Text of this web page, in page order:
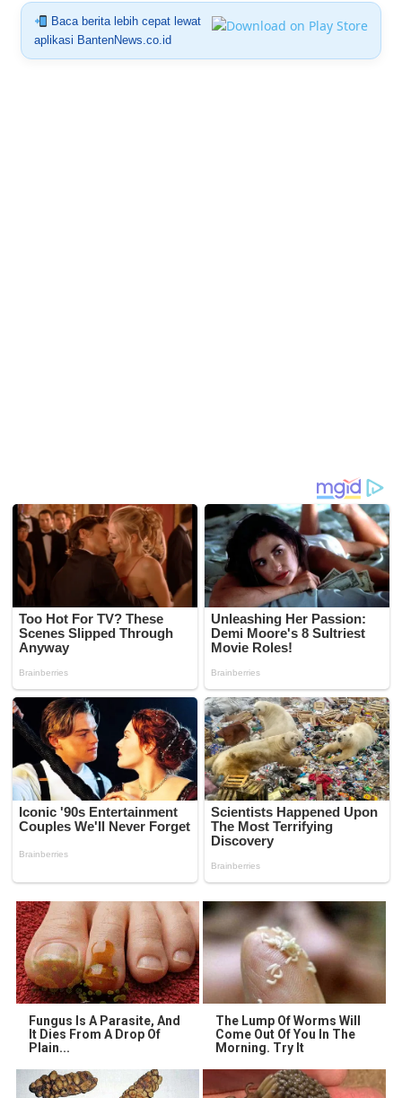
Baca berita lebih cepat lewat
aplikasi BantenNews.co.id
Fungus Is A Parasite, And
It Dies From A Drop Of
Plain...
The Lump Of Worms Will
Come Out Of You In The
Morning. Try It